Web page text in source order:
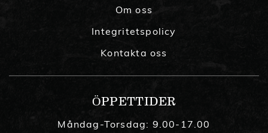
Om oss
Integritetspolicy
Kontakta oss
ÖPPETTIDER
Måndag-Torsdag: 9.00-17.00